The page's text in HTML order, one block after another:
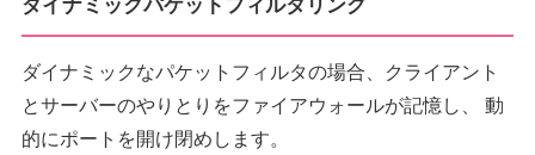
ダイナミックなパケットフィルタの場合、クライアント
とサーバーのやりとりをファイアウォールが記憶し、 動
的にポートを開け閉めします。